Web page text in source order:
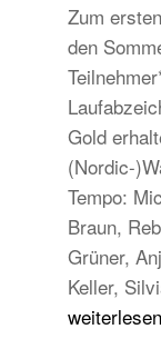
Zum
den
Gold
(Nordic-
Tempo:
Braun,
Grüner,
Keller,
weiterlesen